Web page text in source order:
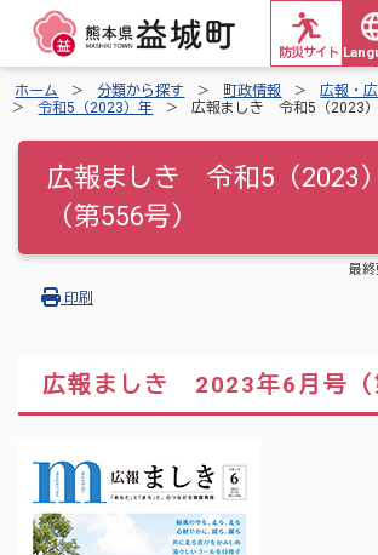
防災サイト
ホーム 分類から探す 町政情報 広報・
令和5（2023）年
広報ましき 令和5（2023）
広報ましき 令和5（2023
（第556号）
最終
印刷
広報ましき 2023年6月号（